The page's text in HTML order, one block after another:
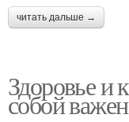
читать дальше →
Здоровье и
собой важен